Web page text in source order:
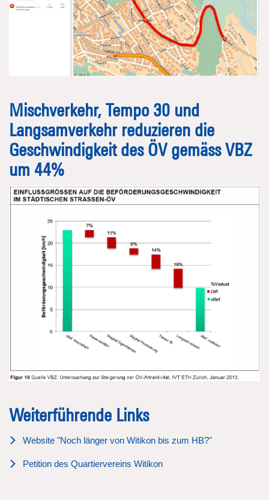
Mischverkehr, Tempo 30 und
Langsamverkehr reduzieren die
Geschwindigkeit des ÖV gemäss VBZ
um 44%
Weiterführende Links
Website "Noch länger von Witikon bis zum HB?"
Petition des Quartiervereins Witikon